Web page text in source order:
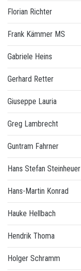
Florian Richter
Frank Kämmer MS
Gabriele Heins
Gerhard Retter
Giuseppe Lauria
Greg Lambrecht
Guntram Fahrner
Hans Stefan Steinheuer
Hans-Martin Konrad
Hauke Hellbach
Hendrik Thoma
Holger Schramm